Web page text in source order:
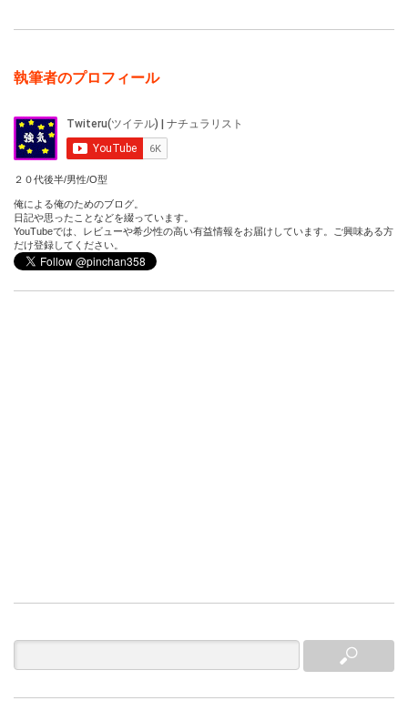
執筆者のプロフィール
２０代後半/男性/O型
俺による俺のためのブログ。
日記や思ったことなどを綴っています。
YouTubeでは、レビューや希少性の高い有益情報をお届けしています。ご興味ある方
だけ登録してください。